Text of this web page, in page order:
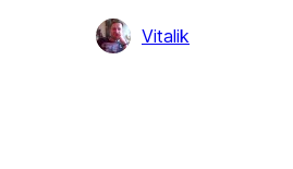
योगदानकर्ता
Vitalik